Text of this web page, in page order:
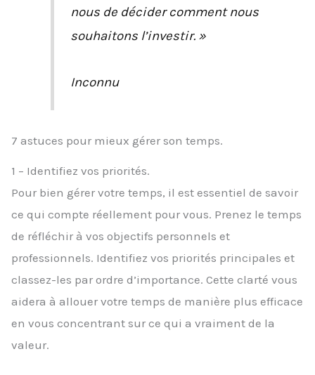
nous de décider comment nous
souhaitons l’investir. »
Inconnu
7 astuces pour mieux gérer son temps.
1 – Identifiez vos priorités.
Pour bien gérer votre temps, il est essentiel de savoir
ce qui compte réellement pour vous. Prenez le temps
de réfléchir à vos objectifs personnels et
professionnels. Identifiez vos priorités principales et
classez-les par ordre d’importance. Cette clarté vous
aidera à allouer votre temps de manière plus efficace
en vous concentrant sur ce qui a vraiment de la
valeur.